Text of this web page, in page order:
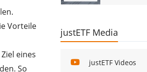
Vorteile
eines
So
justETF Media
justETF Videos